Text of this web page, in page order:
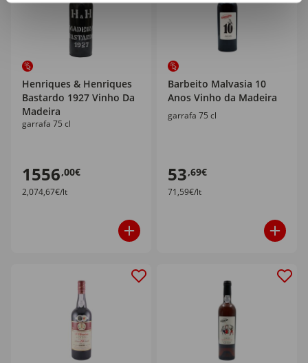
Henriques & Henriques
Bastardo 1927 Vinho Da
Madeira
garrafa 75 cl
1556,00€
2,074,67€/lt
Barbeito Malvasia 10
Anos Vinho da Madeira
garrafa 75 cl
53,69€
71,59€/lt